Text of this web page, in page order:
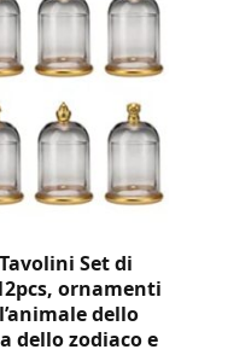
Set di
ornamenti
dello
dello zodiaco e